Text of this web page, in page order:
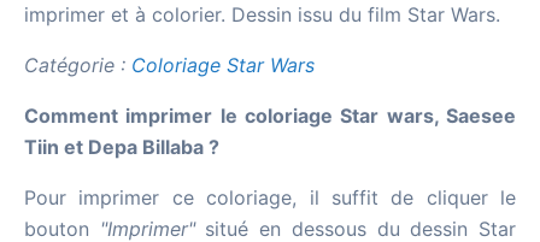
imprimer et à colorier. Dessin issu du film Star Wars.
Catégorie : Coloriage Star Wars
Comment imprimer le coloriage Star wars, Saesee
Tiin et Depa Billaba ?
Pour imprimer ce coloriage, il suffit de cliquer le
bouton "Imprimer"situé en dessous du dessin Star